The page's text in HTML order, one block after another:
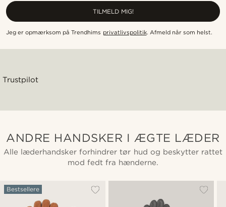
TILMELD MIG!
Jeg er opmærksom på Trendhims privatlivspolitik. Afmeld når som helst.
Trustpilot
ANDRE HANDSKER I ÆGTE LÆDER
Alle læderhandsker forhindrer tør hud og beskytter rattet
mod fedt fra hænderne.
Bestsellere